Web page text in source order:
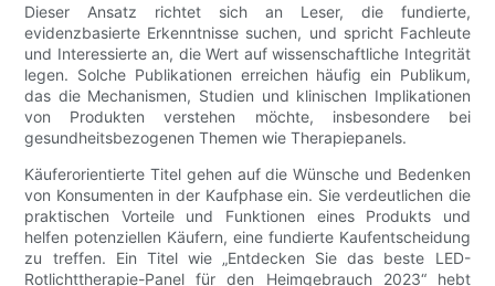
Dieser Ansatz richtet sich an Leser, die fundierte,
evidenzbasierte Erkenntnisse suchen, und spricht Fachleute
und Interessierte an, die Wert auf wissenschaftliche Integrität
legen. Solche Publikationen erreichen häufig ein Publikum,
das die Mechanismen, Studien und klinischen Implikationen
von Produkten verstehen möchte, insbesondere bei
gesundheitsbezogenen Themen wie Therapiepanels.
Käuferorientierte Titel gehen auf die Wünsche und Bedenken
von Konsumenten in der Kaufphase ein. Sie verdeutlichen die
praktischen Vorteile und Funktionen eines Produkts und
helfen potenziellen Käufern, eine fundierte Kaufentscheidung
zu treffen. Ein Titel wie „Entdecken Sie das beste LED-
Rotlichttherapie-Panel für den Heimgebrauch 2023“ hebt